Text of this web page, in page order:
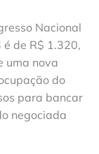
Nacional
de R$ 1.320,
uma nova
do
para bancar
negociada